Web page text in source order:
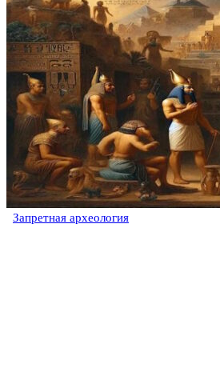
Запретная археология